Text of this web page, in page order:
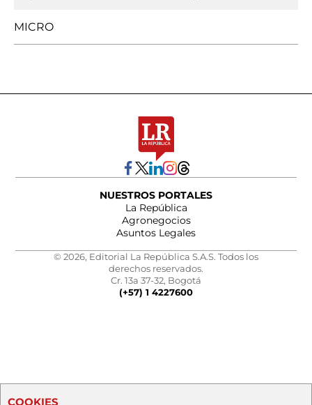
MICRO
NUESTROS PORTALES
La República
Agronegocios
Asuntos Legales
© 2026, Editorial La República S.A.S. Todos los
derechos reservados.
Cr. 13a 37-32, Bogotá
(+57) 1 4227600
COOKIES